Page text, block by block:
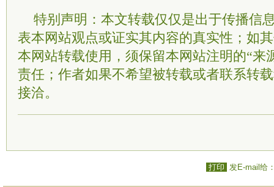
特别声明：本文转载仅仅是出于传播信
表本网站观点或证实其内容的真实性；如
本网站转载使用，须保留本网站注明的“来
责任；作者如果不希望被转载或者联系转
接洽。
打印 发E-mail给